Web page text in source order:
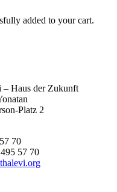
added to your cart.
– Haus der Zukunft
Platz 2
70
57 70